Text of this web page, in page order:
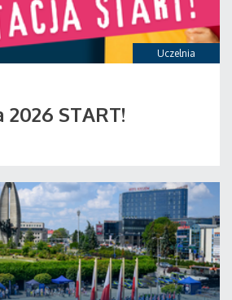
Uczelnia
START!